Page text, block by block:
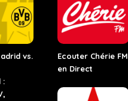
vs.
:
Ecouter Chérie FM
en Direct